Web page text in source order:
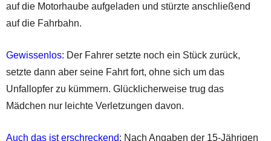
auf die Motorhaube aufgeladen und stürzte anschließend
auf die Fahrbahn.
Gewissenlos: Der Fahrer setzte noch ein Stück zurück,
setzte dann aber seine Fahrt fort, ohne sich um das
Unfallopfer zu kümmern. Glücklicherweise trug das
Mädchen nur leichte Verletzungen davon.
Auch das ist erschreckend: Nach Angaben der 15-Jährigen